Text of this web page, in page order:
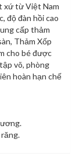
xứ từ Việt Nam
độ đàn hồi cao
cấp thảm
Thảm Xốp
cho bé được
võ, phòng
hoàn hạn chế